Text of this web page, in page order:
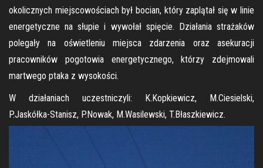
okolicznych miejscowościach był bocian, który zaplątał się w linie
energetyczne na słupie i wywołał spięcie. Działania strażaków
polegały na oświetleniu miejsca zdarzenia oraz asekuracji
pracowników pogotowia energetycznego, którzy zdejmowali
martwego ptaka z wysokości.
W działaniach uczestniczyli: K.Kopkiewicz, M.Ciesielski,
P.Jaskółka-Stanisz, P.Nowak, M.Wasilewski, T.Błaszkiewicz.